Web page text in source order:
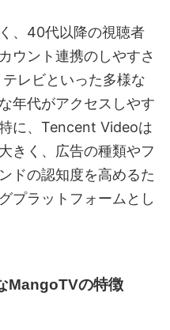
、40代以降の視聴者
ウント連携のしやすさ
レビといった多様な
年代がアクセスしやす
に、Tencent Videoは
きく、広告の種類やフ
ドの認知度を高めるた
プラットフォームとし
MangoTVの特徴